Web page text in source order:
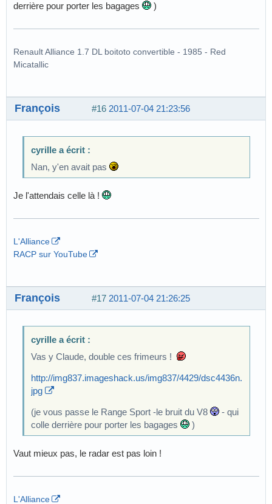
derrière pour porter les bagages
)
Renault Alliance 1.7 DL boitoto convertible - 1985 - Red
Micatallic
#16 2011-07-04 21:23:56
François
cyrille a écrit :
Nan, y'en avait pas
Je l'attendais celle là !
L'Alliance
RACP sur YouTube
#17 2011-07-04 21:26:25
François
cyrille a écrit :
Vas y Claude, double ces frimeurs !
http://img837.imageshack.us/img837/4429/dsc4436n.
jpg
(je vous passe le Range Sport -le bruit du V8
- qui
colle derrière pour porter les bagages
)
Vaut mieux pas, le radar est pas loin !
L'Alliance